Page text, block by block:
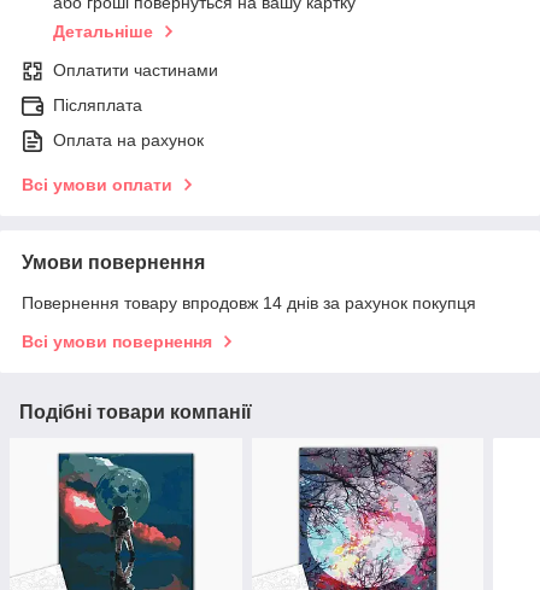
Детальніше
Оплатити частинами
Післяплата
Оплата на рахунок
Всі умови оплати
Умови повернення
Повернення товару впродовж 14 днів за рахунок покупця
Всі умови повернення
Подібні товари компанії